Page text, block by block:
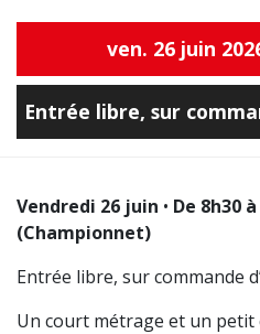
ven. 26 juin
Entrée libre, sur
Vendredi 26 juin • De 8h30
(Championnet)
Entrée libre, sur commande
Un court métrage et un petit